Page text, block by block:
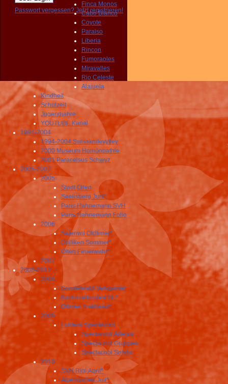
Finca Monos
Cabo Blanco
Coyote
Paraiso
Liberia
Rincon
Fumoraoles
Miravalles
Rio Celeste
Alajuela
Kindheit
Schulzeit
Jugendjahre
YOUTUBE Kanal
1994-2004
1994-2004 Swissknifevylley
2000 Museum Homöopathie
2001 Paracelsus Schwyz
2005-2007
2005
Stadt Olten
Seelisberg Juni*
Paris Hahnemann SVH
Paris Hahnemann Folio
2006
Safenwil Oldtimer*
Dulliken Sommer*
Olten Feuerwehr*
2007
2008-2011
2008
Grindelwald Velogemel
Kantonalturnfest BL*
Oltimer Traktoren*
2009
Fuldera Spectacool
Spectacool Allegra
Spectacool Gruppen
Spectacool Sonda
2010
SVH Rigi April*
Alpengarten Juli*
Passwort vergessen? Jetzt registrieren!